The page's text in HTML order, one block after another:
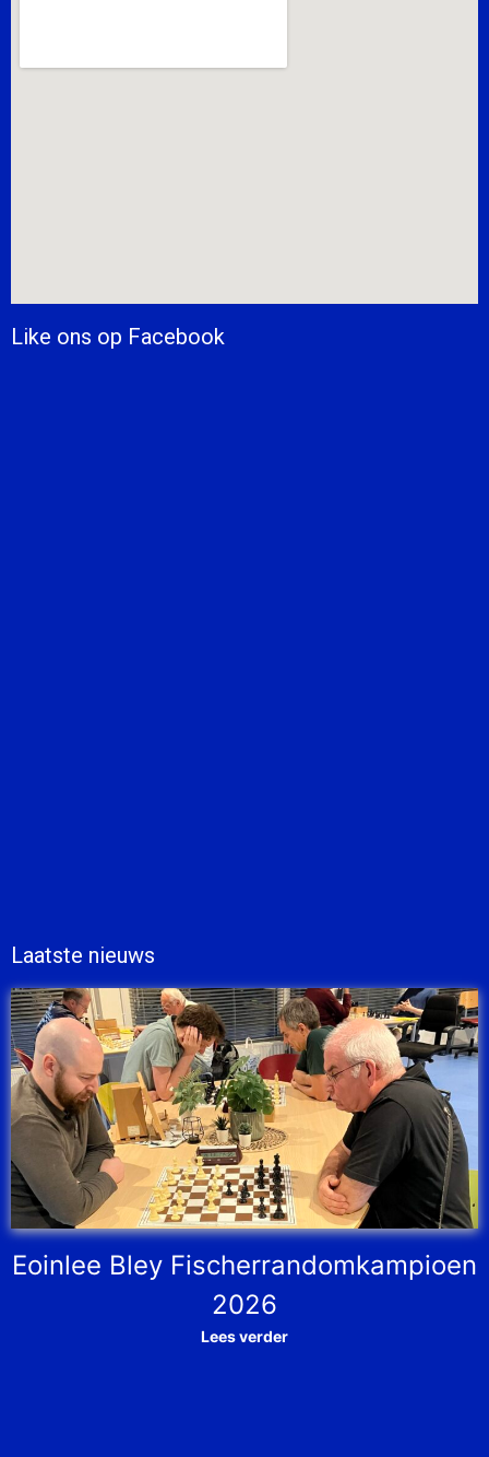
Like ons op Facebook
Laatste nieuws
Eoinlee Bley Fischerrandomkampioen
2026
Lees verder